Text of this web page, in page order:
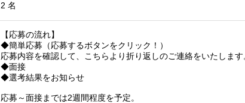
2 名
【応募の流れ】
◆簡単応募（応募するボタンをクリック！）
応募内容を確認して、こちらより折り返しのご連絡をいたします
◆面接
◆選考結果をお知らせ
応募～面接までは2週間程度を予定。